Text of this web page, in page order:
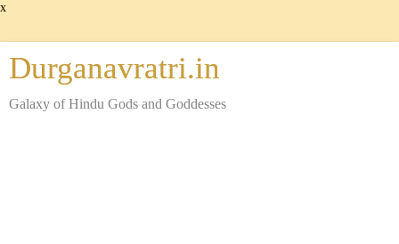
x
Durganavratri.in
Galaxy of Hindu Gods and Goddesses